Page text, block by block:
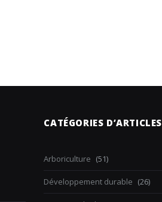
CATÉGORIES D’ARTICLES
Arboriculture (51)
Développement durable (26)